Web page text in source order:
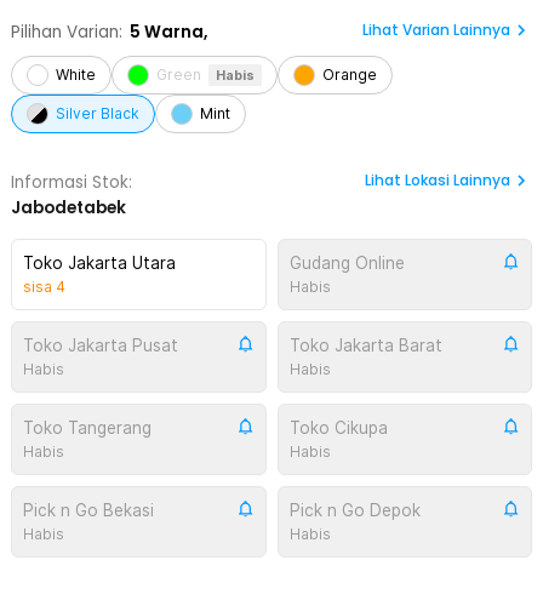
Pilihan Varian: 5 Warna, Lihat Varian Lainnya
White Green Habis Orange
Silver Black Mint
Informasi Stok:
Jabodetabek
Lihat Lokasi Lainnya
Toko Jakarta Utara
sisa 4
Gudang Online
Habis
Toko Jakarta Pusat
Habis
Toko Jakarta Barat
Habis
Toko Tangerang
Habis
Toko Cikupa
Habis
Pick n Go Bekasi
Habis
Pick n Go Depok
Habis